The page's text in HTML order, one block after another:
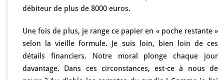
débiteur de plus de 8000 euros.
Une fois de plus, je range ce papier en « poche restante »
selon la vieille formule. Je suis loin, bien loin de ces
détails financiers. Notre moral plonge chaque jour
davantage. Dans ces circonstances, est-ce à nous de